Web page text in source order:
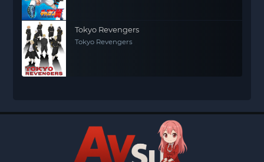
Tokyo Revengers
Tokyo Revengers